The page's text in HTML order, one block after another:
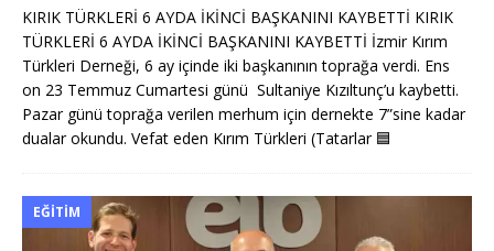
KIRIK TÜRKLERİ 6 AYDA İKİNCİ BAŞKANINI KAYBETTİ KIRIK
TÜRKLERİ 6 AYDA İKİNCİ BAŞKANINI KAYBETTİ İzmir Kırım
Türkleri Derneği, 6 ay içinde iki başkanının toprağa verdi. Ens
on 23 Temmuz Cumartesi günü Sultaniye Kızıltunç’u kaybetti.
Pazar günü toprağa verilen merhum için dernekte 7”sine kadar
dualar okundu. Vefat eden Kırım Türkleri (Tatarlar 🟦
EĞITIM